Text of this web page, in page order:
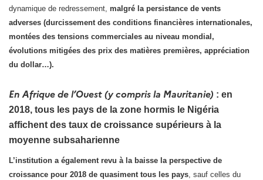
dynamique de redressement, malgré la persistance de vents
adverses (durcissement des conditions financières internationales,
montées des tensions commerciales au niveau mondial,
évolutions mitigées des prix des matières premières, appréciation
du dollar…).
En Afrique de l’Ouest (y compris la Mauritanie) : en
2018, tous les pays de la zone hormis le Nigéria
affichent des taux de croissance supérieurs à la
moyenne subsaharienne
L’institution a également revu à la baisse la perspective de
croissance pour 2018 de quasiment tous les pays, sauf celles du